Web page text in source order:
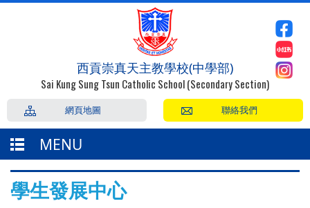
西貢崇真天主教學校(中學部)
Sai Kung Sung Tsun Catholic School (Secondary Section)
聯絡我們
網頁地圖
MENU
學生發展中心